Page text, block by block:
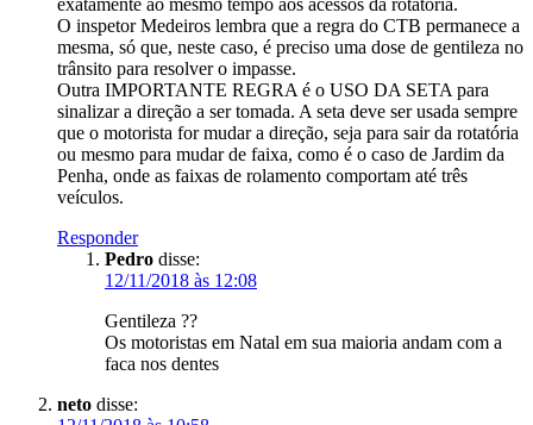
O inspetor Medeiros lembra que a regra do CTB permanece a
mesma, só que, neste caso, é preciso uma dose de gentileza no
trânsito para resolver o impasse.
Outra IMPORTANTE REGRA é o USO DA SETA para
sinalizar a direção a ser tomada. A seta deve ser usada sempre
que o motorista for mudar a direção, seja para sair da rotatória
ou mesmo para mudar de faixa, como é o caso de Jardim da
Penha, onde as faixas de rolamento comportam até três
veículos.
Responder
Pedro disse:
12/11/2018 às 12:08
Gentileza ??
Os motoristas em Natal em sua maioria andam com a
faca nos dentes
neto disse: